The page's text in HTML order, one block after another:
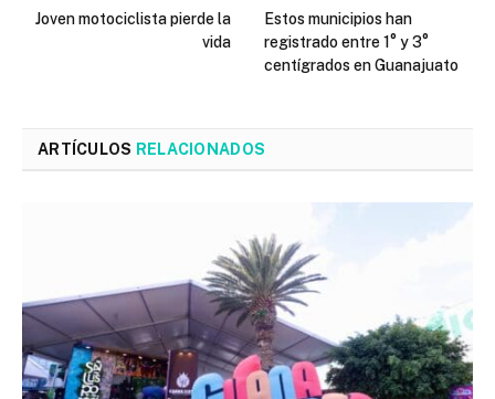
Joven motociclista pierde la
vida
Estos municipios han
registrado entre 1° y 3°
centígrados en Guanajuato
ARTÍCULOS RELACIONADOS